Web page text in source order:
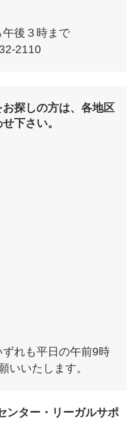
後３時まで
2110
探しの方は、各地区
下さい。
れも平日の午前9時
いいたします。
ンター・リーガルサポ